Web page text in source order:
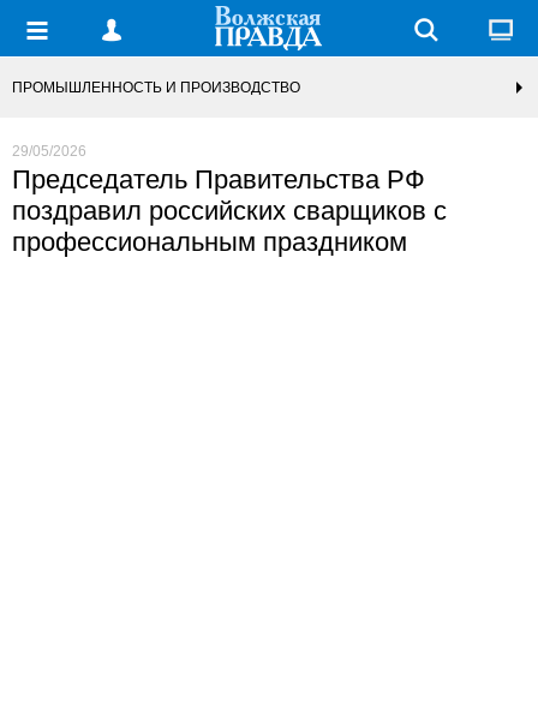
ПРОМЫШЛЕННОСТЬ И ПРОИЗВОДСТВО
29/05/2026
Председатель Правительства РФ
поздравил российских сварщиков с
профессиональным праздником